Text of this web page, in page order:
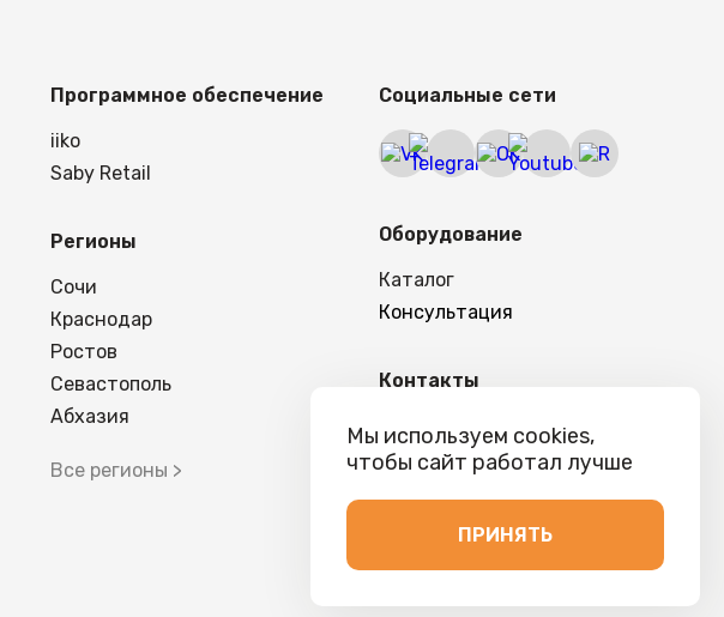
Программное обеспечение
iiko
Saby Retail
Регионы
Сочи
Краснодар
Ростов
Севастополь
Абхазия
Все регионы >
Социальные сети
Оборудование
Каталог
Консультация
Контакты
+7 (958) 111 02-87
rnd@vverh-kassa.ru
Мы используем cookies,
чтобы сайт работал лучше
ПРИНЯТЬ